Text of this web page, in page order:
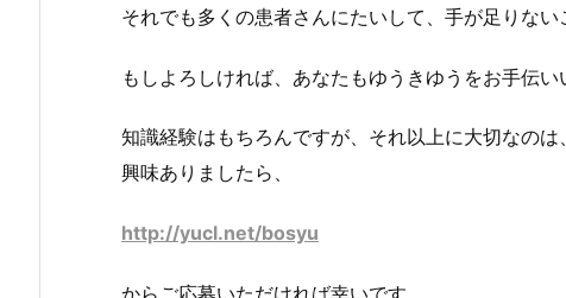
それでも多くの患者さんにたいして、手が足りない
もしよろしければ、あなたもゆうきゆうをお手伝い
知識経験はもちろんですが、それ以上に大切なのは
興味ありましたら、
http://yucl.net/bosyu
からご応募いただければ幸いです。